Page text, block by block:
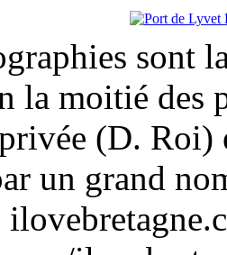
sont
la moitié des
(D. Roi)
un grand